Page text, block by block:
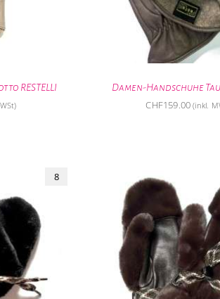
RESTELLI Damen-Handschuhe
CHF159.00 (inkl.
8